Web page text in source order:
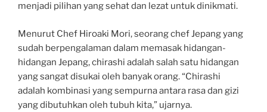
menjadi pilihan yang sehat dan lezat untuk dinikmati.
Menurut Chef Hiroaki Mori, seorang chef Jepang yang
sudah berpengalaman dalam memasak hidangan-
hidangan Jepang, chirashi adalah salah satu hidangan
yang sangat disukai oleh banyak orang. “Chirashi
adalah kombinasi yang sempurna antara rasa dan gizi
yang dibutuhkan oleh tubuh kita,” ujarnya.